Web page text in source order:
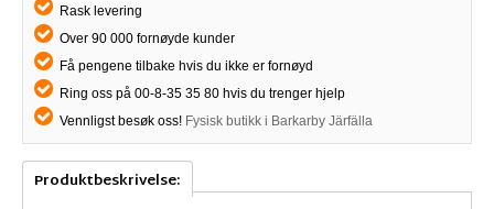
Rask levering
Over 90 000 fornøyde kunder
Få pengene tilbake hvis du ikke er fornøyd
Ring oss på 00-8-35 35 80 hvis du trenger hjelp
Vennligst besøk oss! Fysisk butikk i Barkarby Järfälla
Produktbeskrivelse: